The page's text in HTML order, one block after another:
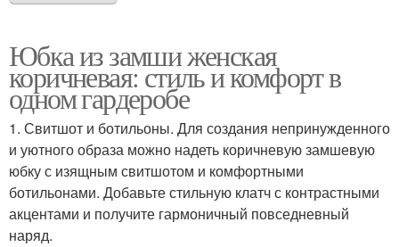
Юбка из замши женская
коричневая: стиль и комфорт в
одном гардеробе
1. Свитшот и ботильоны. Для создания непринужденного
и уютного образа можно надеть коричневую замшевую
юбку с изящным свитшотом и комфортными
ботильонами. Добавьте стильную клатч с контрастными
акцентами и получите гармоничный повседневный
наряд.